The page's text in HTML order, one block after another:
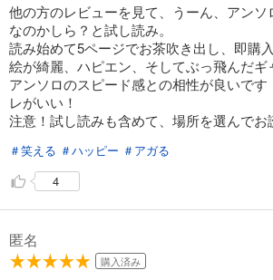
他の方のレビューを見て、うーん、アン
なのかしら？と試し読み。
読み始めて5ページでお茶吹き出し、即購
絵が綺麗、ハピエン、そしてぶっ飛んだギ
アンソロのスピード感との相性が良いで
レがいい！
注意！試し読みも含めて、場所を選んでお
＃笑える ＃ハッピー ＃アガる
4
匿名
購入済み